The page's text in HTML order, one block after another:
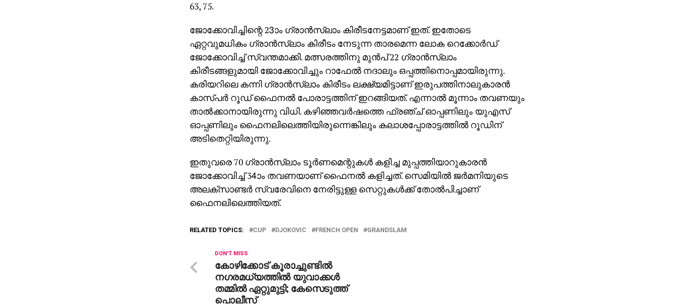
63, 75.
ജോക്കോവിച്ചിന്റെ 23ാം ഗ്രാന്‍സ്ലാം കിരീടനേട്ടമാണ് ഇത്. ഇതോടെ
ഏറ്റവുമധികം ഗ്രാന്‍സ്ലാം കിരീടം നേടുന്ന താരമെന്ന ലോക റെക്കോര്‍ഡ്
ജോക്കോവിച്ച് സ്വന്തമാക്കി. മത്സരത്തിനു മുന്‍പ് 22 ഗ്രാന്‍സ്‌ലാം
കിരീടങ്ങളുമായി ജോക്കോവിച്ചും റാഫേല്‍ നദാലും ഒപ്പത്തിനൊപ്പമായിരുന്നു.
കരിയറിലെ കന്നി ഗ്രാന്‍സ്‌ലാം കിരീടം ലക്ഷ്യമിട്ടാണ് ഇരുപത്തിനാലുകാരന്‍
കാസ്പര്‍ റൂഡ് ഫൈനല്‍ പോരാട്ടത്തിന് ഇറങ്ങിയത്. എന്നാല്‍ മൂന്നാം തവണയും
താല്‍ക്കാനായിരുന്നു വിധി. കഴിഞ്ഞവര്‍ഷത്തെ ഫ്രഞ്ച് ഓപ്പണിലും യുഎസ്
ഓപ്പണിലും ഫൈനലിലെത്തിയിരുന്നെങ്കിലും കലാശപ്പോരാട്ടത്തില്‍ റൂഡിന്
അടിതെറ്റിയിരുന്നു.
ഇതുവരെ 70 ഗ്രാന്‍സ്‌ലാം ടൂര്‍ണമെന്റുകള്‍ കളിച്ച മുപ്പത്തിയാറുകാരന്‍
ജോക്കോവിച്ച് 34ാം തവണയാണ് ഫൈനല്‍ കളിച്ചത്. സെമിയില്‍ ജര്‍മനിയുടെ
അലക്‌സാണ്ടര്‍ സ്വരേവിനെ നേരിട്ടുള്ള സെറ്റുകള്‍ക്ക് തോല്‍പിച്ചാണ്
ഫൈനലിലെത്തിയത്.
RELATED TOPICS: CUP DJOKOVIC FRENCH OPEN GRANDSLAM
DON'T MISS
കോഴിക്കോട് കൂരാച്ചുണ്ടില്‍
നഗരമധ്യത്തില്‍ യുവാക്കള്‍
തമ്മില്‍ ഏറ്റുമുട്ടി; കേസെടുത്ത്
പൊലീസ്